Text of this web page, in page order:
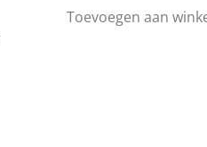
Toevoegen aan